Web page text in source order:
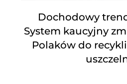
Dochodowy
System kaucyjny
Polaków do